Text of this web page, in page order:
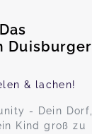
Duisburger
& lachen!
- Dein Dorf,
Kind groß zu